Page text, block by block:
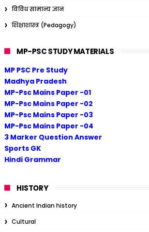
विविध सामान्य ज्ञान
शिक्षाशास्त्र (Pedagogy)
MP-PSC STUDY MATERIALS
MP PSC Pre Study
Madhya Pradesh
MP-Psc Mains Paper -01
MP-Psc Mains Paper -02
MP-Psc Mains Paper -03
MP-Psc Mains Paper -04
3 Marker Question Answer
Sports GK
Hindi Grammar
HISTORY
Ancient Indian history
Cultural